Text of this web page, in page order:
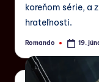
koreňom série, a
hrateľnosti.
Romando 19.